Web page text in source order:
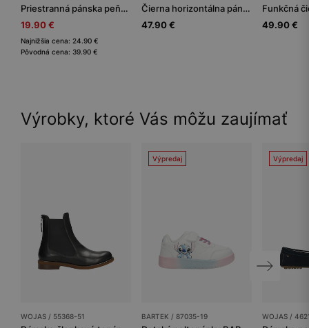
Priestranná pánska peňaženka z čiernej lícovej kože
19.90 €
Najnižšia cena: 24.90 €
Pôvodná cena: 39.90 €
Čierna horizontálna pánska peňaženka na karty a mince
47.90 €
49.90 €
Výrobky, ktoré Vás môžu zaujímať
WOJAS / 55368-51
Výpredaj
BARTEK / 87035-19
Výpredaj
WOJAS /